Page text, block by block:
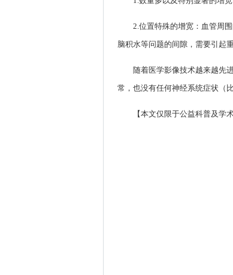
2.位置特殊的增宽：血管周
脑积水等问题的间隙，需要引起
随着医学影像技术越来越先
常，也没有任何神经系统症状（
【本文仅限于公益科普及学